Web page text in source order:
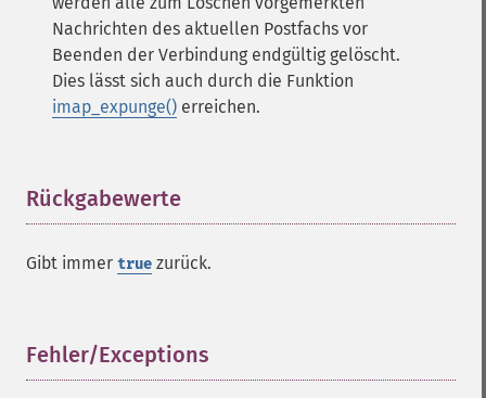
Nachrichten des aktuellen Postfachs vor
Beenden der Verbindung endgültig gelöscht.
Dies lässt sich auch durch die Funktion
imap_expunge() erreichen.
Rückgabewerte
Gibt immer true zurück.
Fehler/Exceptions